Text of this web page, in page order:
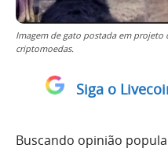
Imagem de gato postada em projeto
criptomoedas.
Siga o
Buscando opinião